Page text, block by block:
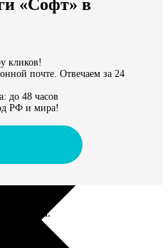
«Софт» в
кликов!
почте. Отвечаем за 24
до 48 часов
РФ и мира!
обложка.
страниц.